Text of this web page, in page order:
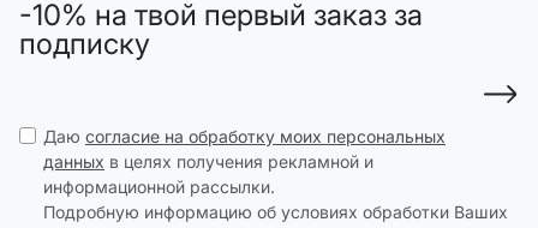
-10% на твой первый заказ за
подписку
Даю согласие на обработку моих персональных
данных в целях получения рекламной и
информационной рассылки.
Подробную информацию об условиях обработки Ваших